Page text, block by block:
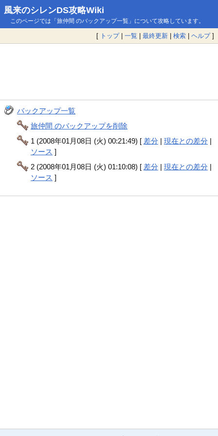
風来のシレンDS攻略Wiki
このページでは「旅仲間 のバックアップ一覧」について攻略しています。
[ トップ| 一覧 | 最終更新 | 検索 | ヘルプ]
バックアップ一覧
旅仲間 のバックアップを削除
1 (2008年01月08日 (火) 00:21:49) [ 差分 |現在との差分 |
ソース ]
2 (2008年01月08日 (火) 01:10:08) [ 差分 |現在との差分 |
ソース ]